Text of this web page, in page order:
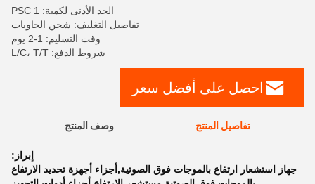
الحد الأدنى لكمية: 1 PSC
تفاصيل التغليف: شحن الحاويات
وقت التسليم: 1-2 يوم
شروط الدفع: L/C، T/T
احصل على أفضل سعر
تفاصيل المنتج وصف المنتج
إبراز:
جهاز استشعار ارتفاع بالموجات فوق الصوتية,أجزاء أجهزة تحديد الارتفاع